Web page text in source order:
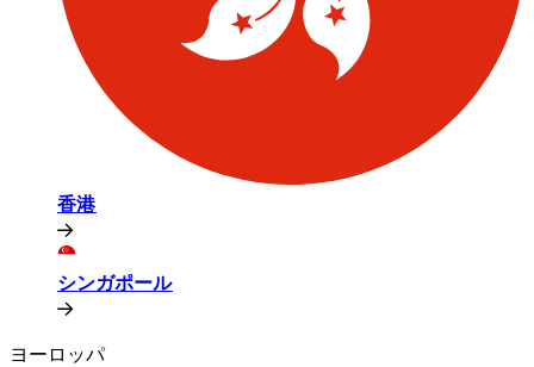
香港​​
シンガポール​​
ヨーロッパ​​